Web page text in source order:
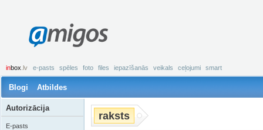
amigos
inbox .lv e-pasts spēles foto files iepazīšanās veikals ceļojumi smart
Blogi Atbildes
raksts
Autorizācija
E-pasts